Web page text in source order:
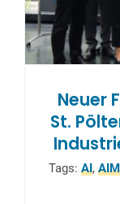
Neuer
St.
Tags: AI,